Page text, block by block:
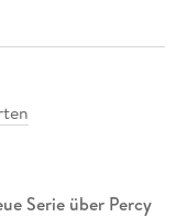
Serie über Percy